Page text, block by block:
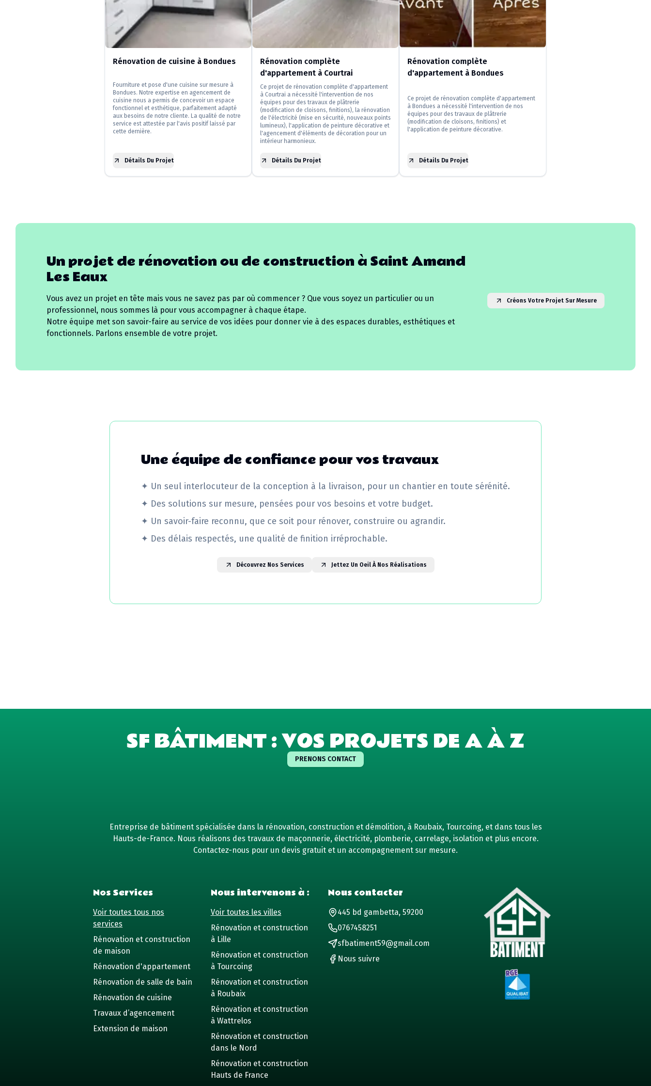
Rénovation de cuisine à Bondues
Fourniture et pose d'une cuisine sur mesure à
Bondues. Notre expertise en agencement de
cuisine nous a permis de concevoir un espace
fonctionnel et esthétique, parfaitement adapté
aux besoins de notre cliente. La qualité de notre
service est attestée par l'avis positif laissé par
cette dernière.
Détails Du Projet
Rénovation complète
d'appartement à Courtrai
Ce projet de rénovation complète d'appartement
à Courtrai a nécessité l'intervention de nos
équipes pour des travaux de plâtrerie
(modification de cloisons, finitions), la rénovation
de l'électricité (mise en sécurité, nouveaux points
lumineux), l'application de peinture décorative et
l'agencement d'éléments de décoration pour un
intérieur harmonieux.
Détails Du Projet
Rénovation complète
d'appartement à Bondues
Ce projet de rénovation complète d'appartement
à Bondues a nécessité l'intervention de nos
équipes pour des travaux de plâtrerie
(modification de cloisons, finitions) et
l'application de peinture décorative.
Détails Du Projet
Un projet de rénovation ou de construction àSaint Amand
Les Eaux
Vous avez un projet en tête mais vous ne savez pas par où commencer ? Que vous soyez un particulier ou un
professionnel, nous sommes là pour vous accompagner à chaque étape.
Notre équipe met son savoir-faire au service de vos idées pour donner vie à des espaces durables, esthétiques et
fonctionnels. Parlons ensemble de votre projet.
Créons Votre Projet Sur Mesure
Une équipe de confiance pour vos travaux
✦ Un seul interlocuteur de la conception à la livraison, pour un chantier en toute sérénité.
✦ Des solutions sur mesure, pensées pour vos besoins et votre budget.
✦ Un savoir-faire reconnu, que ce soit pour rénover, construire ou agrandir.
✦ Des délais respectés, une qualité de finition irréprochable.
Découvrez Nos Services Jettez Un Oeil À Nos Réalisations
SF BÂTIMENT : VOS PROJETS DE A À Z
PRENONS CONTACT
Entreprise de bâtiment spécialisée dans la rénovation, construction et démolition, à Roubaix, Tourcoing, et dans tous les
Hauts-de-France. Nous réalisons des travaux de maçonnerie, électricité, plomberie, carrelage, isolation et plus encore.
Contactez-nous pour un devis gratuit et un accompagnement sur mesure.
Nos Services
Voir toutes tous nos
services
Rénovation et construction
de maison
Rénovation d'appartement
Rénovation de salle de bain
Rénovation de cuisine
Travaux d’agencement
Extension de maison
Nous intervenons à :
Voir toutes les villes
Rénovation et construction
à Lille
Rénovation et construction
à Tourcoing
Rénovation et construction
à Roubaix
Rénovation et construction
à Wattrelos
Rénovation et construction
dans le Nord
Rénovation et construction
Hauts de France
Nous contacter
445 bd gambetta, 59200
0767458251
sfbatiment59@gmail.com
Nous suivre